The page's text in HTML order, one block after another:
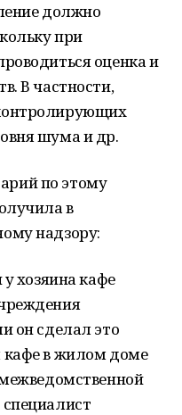
должно
при
оценка и
В частности,
шума и др.
по этому
в
надзору:
хозяина кафе
он сделал это
кафе в жилом доме
межведомственной